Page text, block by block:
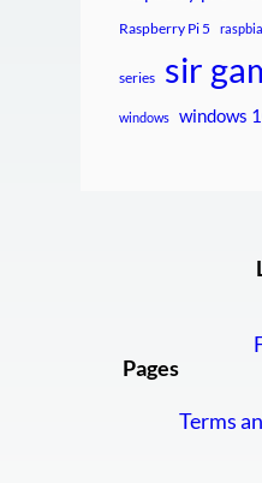
Raspberry Pi 5
series sir
windows windows
Pages
Terms